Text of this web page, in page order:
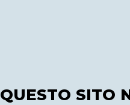
QUESTO SITO